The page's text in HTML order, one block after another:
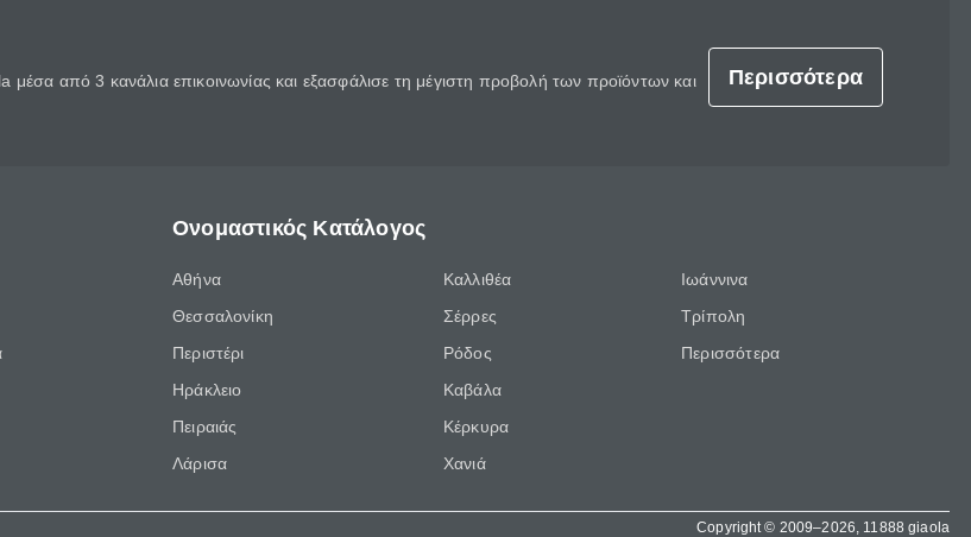
από 3 κανάλια επικοινωνίας και εξασφάλισε τη μέγιστη προβολή των προϊόντων και
Περισσότερα
Ονομαστικός Κατάλογος
Αθήνα
Θεσσαλονίκη
Περιστέρι
Ηράκλειο
Πειραιάς
Λάρισα
Καλλιθέα
Σέρρες
Ρόδος
Καβάλα
Κέρκυρα
Χανιά
Ιωάννινα
Τρίπολη
Περισσότερα
Copyright © 2009–2026, 11888 giaola